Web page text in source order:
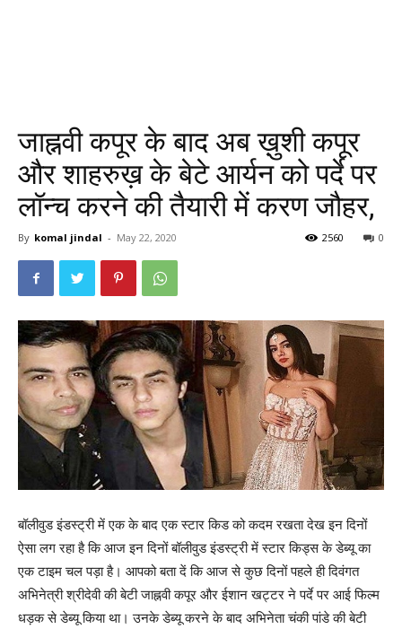
जाह्नवी कपूर के बाद अब ख़ुशी कपूर
और शाहरुख़ के बेटे आर्यन को पर्दे पर
लॉन्च करने की तैयारी में करण जौहर,
By komal jindal - May 22, 2020 0
2560
बॉलीवुड इंडस्ट्री में एक के बाद एक स्टार किड को कदम रखता देख इन दिनों
ऐसा लग रहा है कि आज इन दिनों बॉलीवुड इंडस्ट्री में स्टार किड्स के डेब्यू का
एक टाइम चल पड़ा है। आपको बता दें कि आज से कुछ दिनों पहले ही दिवंगत
अभिनेत्री श्रीदेवी की बेटी जाह्नवी कपूर और ईशान खट्टर ने पर्दे पर आई फिल्म
धड़क से डेब्यू किया था। उनके डेब्यू करने के बाद अभिनेता चंकी पांडे की बेटी